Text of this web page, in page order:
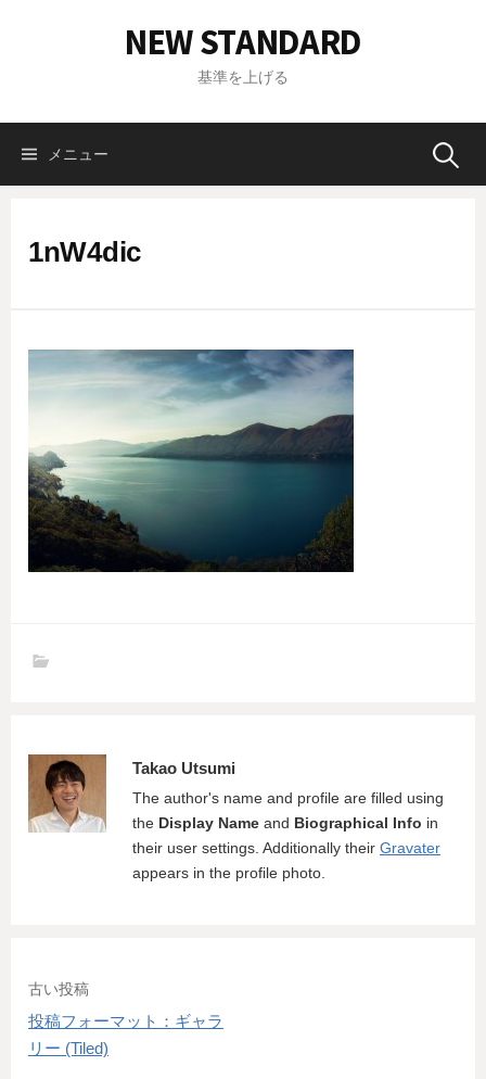
ツ
NEW STANDARD
基準を上げる
メニュー 検
1nW4dic
Takao Utsumi
The author's name and profile are filled using
the Display Name and Biographical Info in
their user settings. Additionally their Gravater
appears in the profile photo.
投
古い投稿
投稿フォーマット：ギャラ
リー (Tiled)